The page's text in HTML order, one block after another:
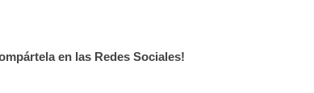
en las Redes Sociales!